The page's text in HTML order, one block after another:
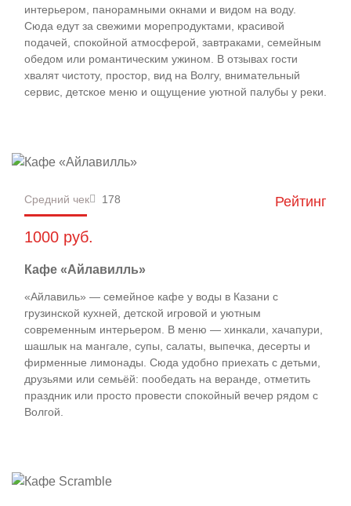
интерьером, панорамными окнами и видом на воду.
Сюда едут за свежими морепродуктами, красивой
подачей, спокойной атмосферой, завтраками, семейным
обедом или романтическим ужином. В отзывах гости
хвалят чистоту, простор, вид на Волгу, внимательный
сервис, детское меню и ощущение уютной палубы у реки.
Средний чек 178
1000 руб.
Рейтинг
Кафе «Айлавилль»
«Айлавиль» — семейное кафе у воды в Казани с
грузинской кухней, детской игровой и уютным
современным интерьером. В меню — хинкали, хачапури,
шашлык на мангале, супы, салаты, выпечка, десерты и
фирменные лимонады. Сюда удобно приехать с детьми,
друзьями или семьёй: пообедать на веранде, отметить
праздник или просто провести спокойный вечер рядом с
Волгой.